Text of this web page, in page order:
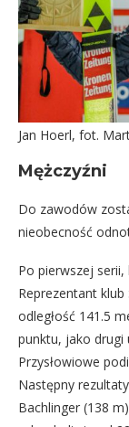
Jan Hoerl, fot.
Mężczyźni
Do zawodów
nieobecność
Po pierwszej serii,
Reprezentant klub
odległość 141.5
punktu, jako drugi
Przysłowiowe
Następny
Bachlinger (138